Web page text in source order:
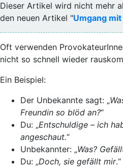
Dieser Artikel wird nicht mehr
den neuen Artikel "Umgang
Oft verwenden
nicht so schnell wieder
Ein Beispiel:
Der Unbekannte sagt: „
Freundin so blöd an?“
Du: „Entschuldige – ich
angeschaut.“
Unbekannter: „Was?
Du: „Doch, sie gefällt mir.“